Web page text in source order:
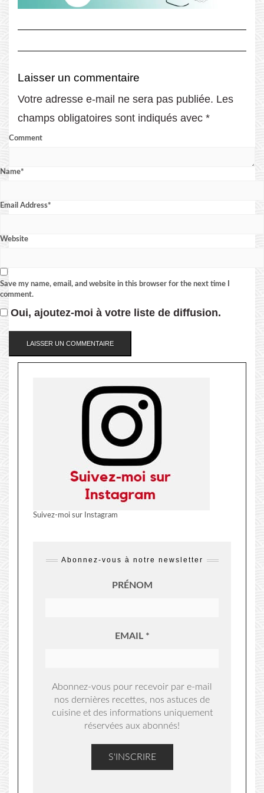
Laisser un commentaire
Votre adresse e-mail ne sera pas publiée. Les
champs obligatoires sont indiqués avec *
Comment
Name*
Email Address*
Website
Save my name, email, and website in this browser for the next time I
comment.
Oui, ajoutez-moi à votre liste de diffusion.
Suivez-moi sur Instagram
Abonnez-vous à notre newsletter
PRÉNOM
EMAIL *
Abonnez-vous pour recevoir par e-mail
nos dernières recettes, nos astuces de
cuisine et des informations uniquement
réservées aux abonnés!